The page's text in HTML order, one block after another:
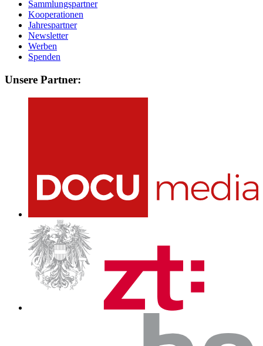
Sammlungspartner
Kooperationen
Jahrespartner
Newsletter
Werben
Spenden
Unsere Partner: